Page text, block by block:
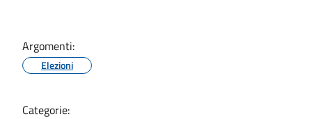
Argomenti:
Elezioni
Categorie: